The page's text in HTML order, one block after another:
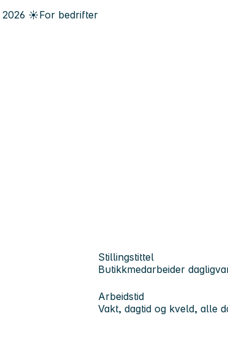
2026 ☀️For bedrifter
Stillingstittel
Butikkmedarbeider
Arbeidstid
Vakt, dagtid og kveld, alle